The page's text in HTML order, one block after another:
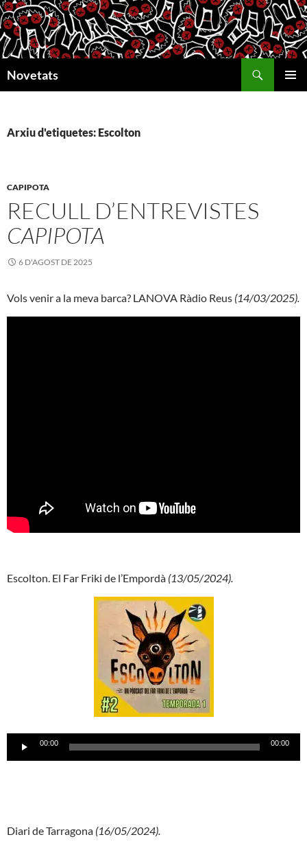
Vés
al
contingut
Novetats
Arxiu d'etiquetes: Escolton
CAPIPOTA
RECULL D’ENTREVISTES
CAPIPOTA
6 D'AGOST DE 2025
Vols venir a la meva barca? LANOVA Ràdio Reus (14/03/2025).
Escolton. El Far Friki de l’Empordà (13/05/2024).
Reproductor
00:00 00:00
Diari de Tarragona (16/05/2024).